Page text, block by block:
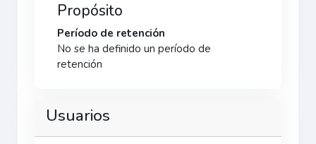
Propósito
Período de retención
No se ha definido un período de
retención
Usuarios